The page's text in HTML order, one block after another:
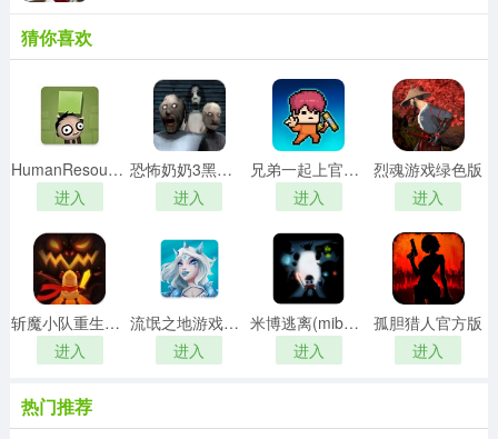
猜你喜欢
HumanResourceMachine游戏纯净版
进入
恐怖奶奶3黑暗风暴菜单共存官方正版
进入
兄弟一起上官方正版
进入
烈魂游戏绿色版
进入
斩魔小队重生游戏无广告版
进入
流氓之地游戏正版
进入
米博逃离(mibo)游戏正版
进入
孤胆猎人官方版
进入
热门推荐